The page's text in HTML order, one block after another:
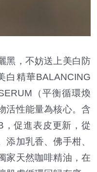
黑，不妨送上美白防
白精華BALANCING
（平衡循環煥
活性能量為核心。含
促進表皮更新，從
添加乳香、佛手柑、
家天然咖啡精油，在